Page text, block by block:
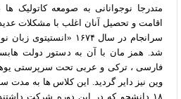
متدرجا نوجوانانی به صومعه کاتولیک
اقامت و تحصیل آنان اغلب با مشکلات
سرانجام در سال ۱۶۷۴
شد. همز مان با آن به دستور دولت
فارسی ، ترکی و عربی تحت سرپرستی
وین نیز دایر گردید. این کلاس ها به مدت
۱۸ دانشجو که در این دوره شرکت